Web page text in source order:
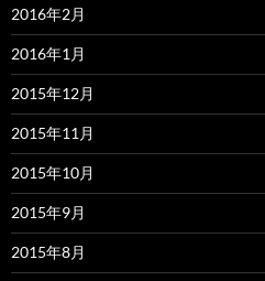
2016年2月
2016年1月
2015年12月
2015年11月
2015年10月
2015年9月
2015年8月